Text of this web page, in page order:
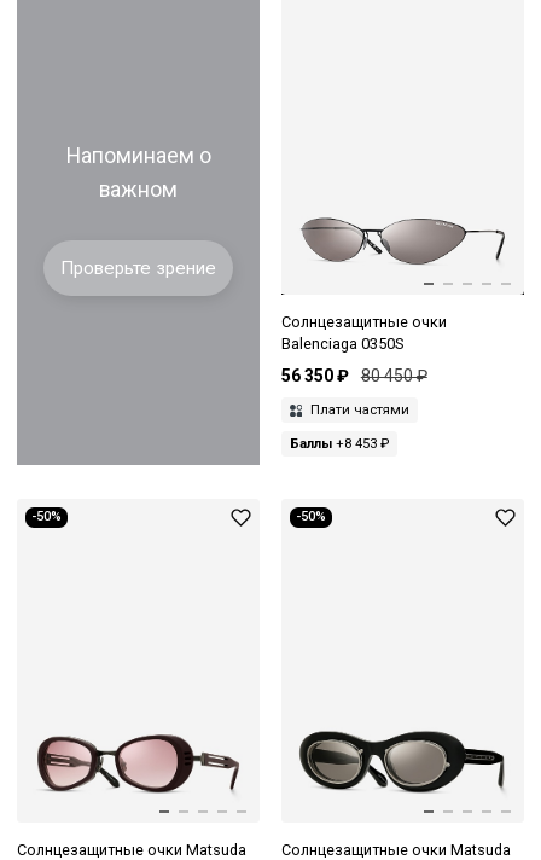
Напоминаем о
важном
Проверьте зрение
Солнцезащитные очки
Balenciaga 0350S
56 350 ₽ 80 450 ₽
Плати частями
Баллы+8 453 ₽
-50%
Солнцезащитные очки Matsuda
-50%
Солнцезащитные очки Matsuda